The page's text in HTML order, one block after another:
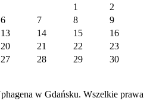
1
2
6 7 8
9
13 14 15
16
20 21 22
23
27 28 29
30
w Gdańsku. Wszelkie prawa